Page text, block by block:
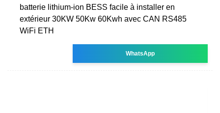
batterie lithium-ion BESS facile à installer en
extérieur 30KW 50Kw 60Kwh avec CAN RS485
WiFi ETH
WhatsApp